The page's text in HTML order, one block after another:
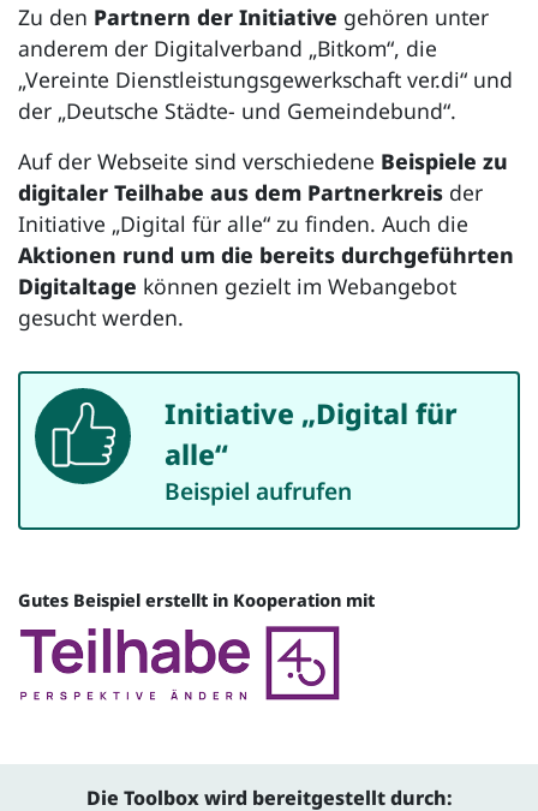
Zu den Partnern der Initiative gehören unter
anderem der Digitalverband „Bitkom“, die
„Vereinte Dienstleistungsgewerkschaft ver.di“ und
der „Deutsche Städte- und Gemeindebund“.
Auf der Webseite sind verschiedene Beispiele zu
digitaler Teilhabe aus dem Partnerkreis der
Initiative „Digital für alle“ zu finden. Auch die
Aktionen rund um die bereits durchgeführten
Digitaltage können gezielt im Webangebot
gesucht werden.
Beispiel
Initiative „Digital für
alle“
Beispiel aufrufen
Quelle
Gutes Beispiel erstellt in Kooperation mit
Die Toolbox wird bereitgestellt durch: